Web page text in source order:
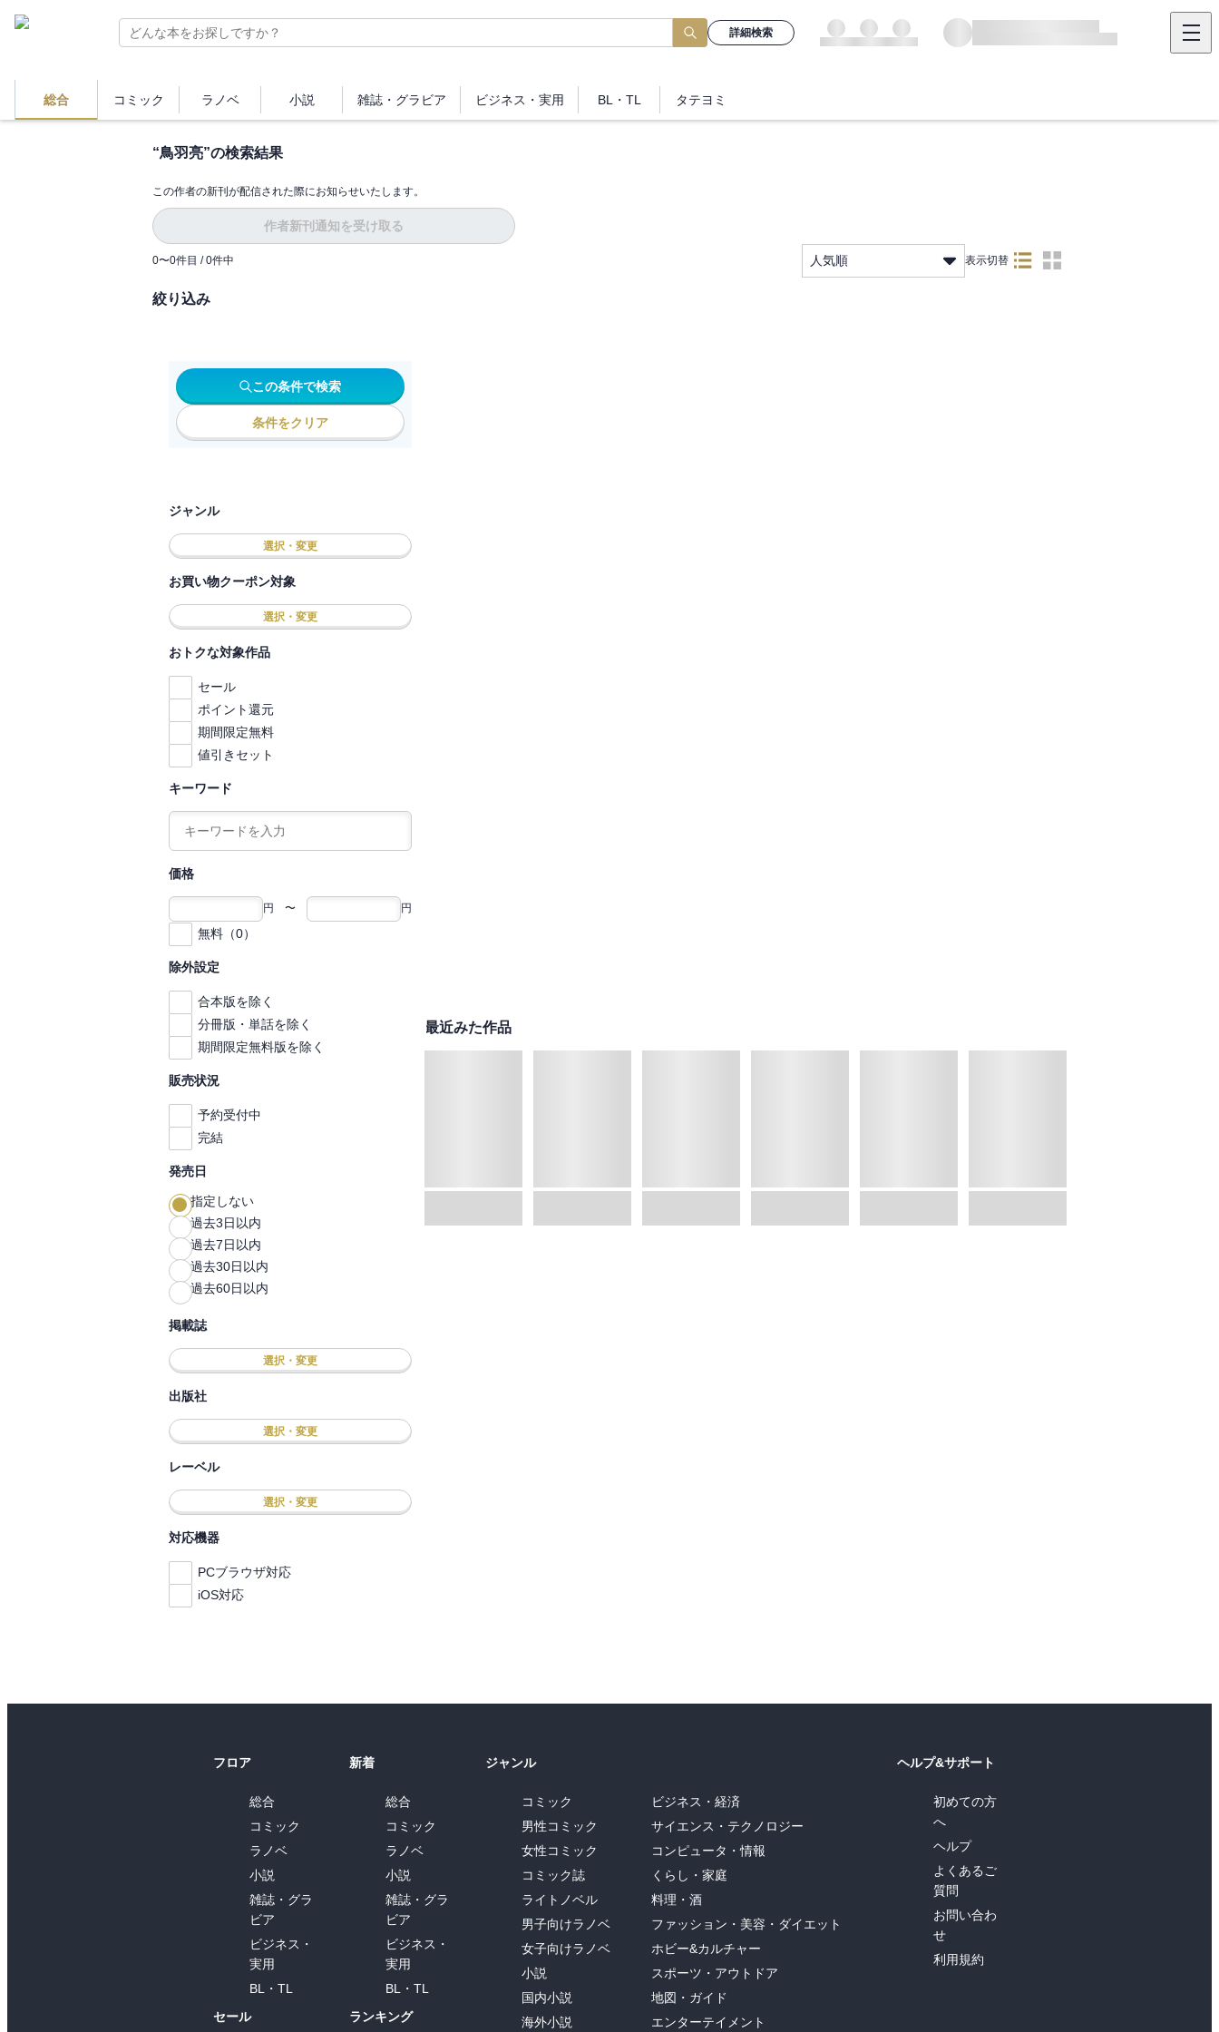
詳細検索
総合 コミック ラノベ 小説 雑誌・ グラビア ビジネス ・実用 BL・TL タテヨミ
“鳥羽亮”の検索結果
この作者の新刊が配信された際にお知らせいたします。
作者新刊通知を受け取る
0〜0件目 / 0件中 人気順 表示切替
絞り込み
この条件で検索
条件をクリア
ジャンル
選択・変更
お買い物クーポン対象
選択・変更
おトクな対象作品
セール
ポイント還元
期間限定無料
値引きセット
キーワード
価格
円 〜 円
無料（0）
除外設定
合本版を除く
分冊版・単話を除く
期間限定無料版を除く
販売状況
予約受付中
完結
発売日
指定しない
過去3日以内
過去7日以内
過去30日以内
過去60日以内
掲載誌
選択・変更
出版社
選択・変更
レーベル
選択・変更
対応機器
PCブラウザ対応
iOS対応
最近みた作品
フロア
総合
コミック
ラノベ
小説
雑誌・グラ
ビア
ビジネス・
実用
BL・TL
セール
新着
総合
コミック
ラノベ
小説
雑誌・グラ
ビア
ビジネス・
実用
BL・TL
ランキング
ジャンル
コミック
男性コミック
女性コミック
コミック誌
ライトノベル
男子向けラノベ
女子向けラノベ
小説
国内小説
海外小説
ビジネス・経済
サイエンス・テクノロジー
コンピュータ・情報
くらし・家庭
料理・酒
ファッション・美容・ダイエット
ホビー&カルチャー
スポーツ・アウトドア
地図・ガイド
エンターテイメント
ヘルプ&サポート
初めての方
へ
ヘルプ
よくあるご
質問
お問い合わ
せ
利用規約